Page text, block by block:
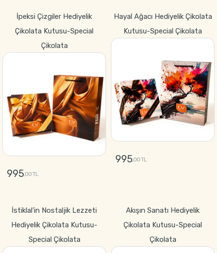
İpeksi Çizgiler Hediyelik
Çikolata Kutusu-Special
Çikolata
995,00 TL
Hayal Ağacı Hediyelik Çikolata
Kutusu-Special Çikolata
995,00 TL
İstiklal’in Nostaljik Lezzeti
Hediyelik Çikolata Kutusu-
Special Çikolata
Akışın Sanatı Hediyelik
Çikolata Kutusu-Special
Çikolata